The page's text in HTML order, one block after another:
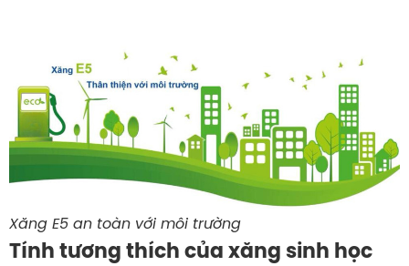
Xăng E5 an toàn với môi trường
Tính tương thích của xăng sinh học